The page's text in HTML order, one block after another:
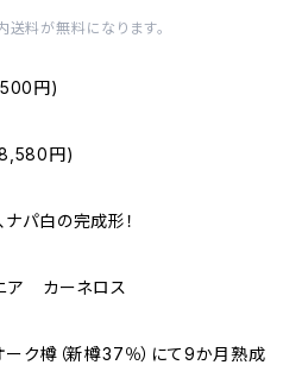
料が無料になります。
円)
円)
パ白の完成形！
ア カーネロス
ーク樽（新樽37％）にて9か月熟成